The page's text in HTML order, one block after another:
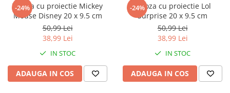
Disney
Frozen Disney
Power Players
SuperZings
Dragon Ball
Bing
Marie Cat
Shimmer and Shine
Vaiana
Looney Tunes
-24%
Veioza cu proiectie Mickey
Mouse Disney 20 x 9.5 cm
50,99 Lei
38,99 Lei
IN STOC
ADAUGA IN COS
-24%
Veioza cu proiectie Lol
Surprise 20 x 9.5 cm
50,99 Lei
38,99 Lei
IN STOC
ADAUGA IN COS